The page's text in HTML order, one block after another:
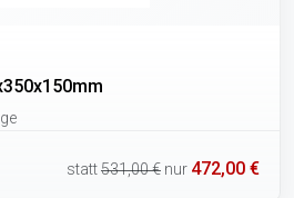
statt531,00 € nur 472,00 €